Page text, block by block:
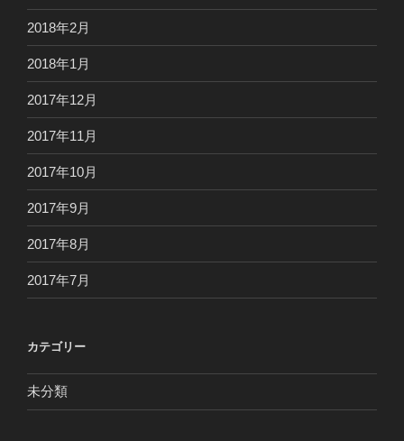
2018年2月
2018年1月
2017年12月
2017年11月
2017年10月
2017年9月
2017年8月
2017年7月
カテゴリー
未分類